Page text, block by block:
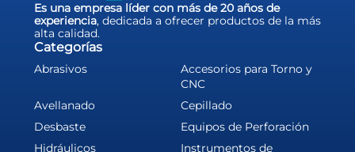
Es una empresa líder con más de 20 años de
experiencia, dedicada a ofrecer productos de la más
alta calidad.
Categorías
Abrasivos
Accesorios para Torno y
CNC
Avellanado
Cepillado
Desbaste
Equipos de Perforación
Hidráulicos
Instrumentos de